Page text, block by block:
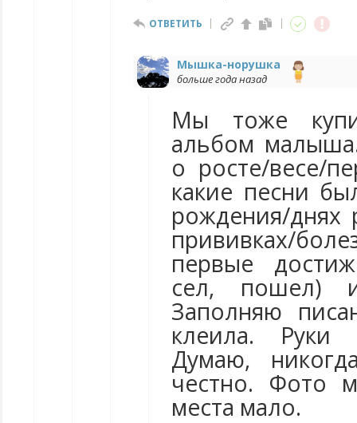
ОТВЕТИТЬ
Мышка-норушка
больше года назад
Мы тоже
альбом
о росте/весе/
какие песни
рождения/
прививках/
первые
сел, пошел)
Заполняю
клеила. Руки
Думаю,
честно. Фото
места мало.